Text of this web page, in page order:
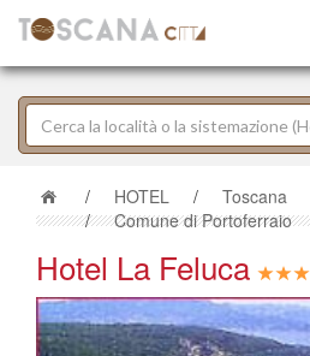
/ HOTEL / Toscana
/
Comune di Portoferraio
Hotel La Feluca